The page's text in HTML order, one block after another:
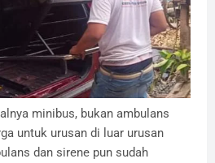
minibus, bukan ambulans
untuk urusan di luar urusan
dan sirene pun sudah